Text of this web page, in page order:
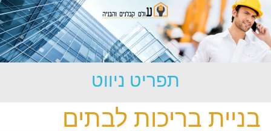
תפריט ניווט
בניית בריכות לבתים